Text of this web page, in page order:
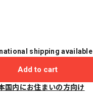
shipping available
Add to cart
国内にお住まいの方向け